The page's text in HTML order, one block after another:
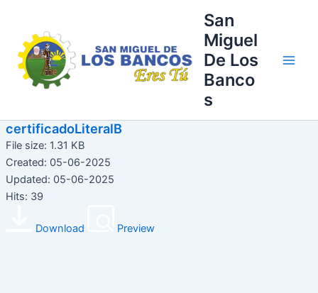
contenido
San
Miguel
De Los
Banco
s
certificadoLiteralB
File size: 1.31 KB
Created: 05-06-2025
Updated: 05-06-2025
Hits: 39
Download Preview